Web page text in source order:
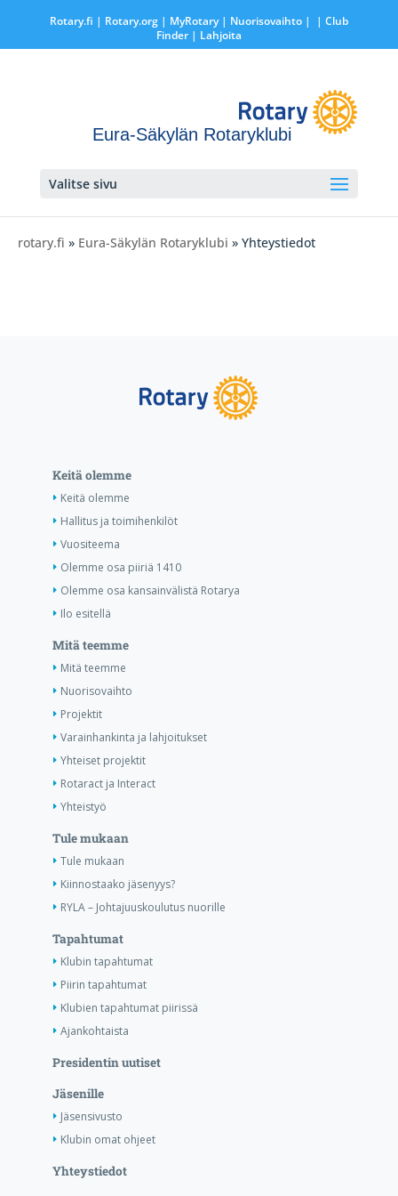
Rotary.fi | Rotary.org| MyRotary | Nuorisovaihto|
| Club
Finder| Lahjoita
Eura-Säkylän Rotaryklubi
Valitse sivu
rotary.fi » Eura-Säkylän Rotaryklubi » Yhteystiedot
Keitä olemme
Keitä olemme
Hallitus ja toimihenkilöt
Vuositeema
Olemme osa piiriä 1410
Olemme osa kansainvälistä Rotarya
Ilo esitellä
Mitä teemme
Mitä teemme
Nuorisovaihto
Projektit
Varainhankinta ja lahjoitukset
Yhteiset projektit
Rotaract ja Interact
Yhteistyö
Tule mukaan
Tule mukaan
Kiinnostaako jäsenyys?
RYLA – Johtajuuskoulutus nuorille
Tapahtumat
Klubin tapahtumat
Piirin tapahtumat
Klubien tapahtumat piirissä
Ajankohtaista
Presidentin uutiset
Jäsenille
Jäsensivusto
Klubin omat ohjeet
Yhteystiedot